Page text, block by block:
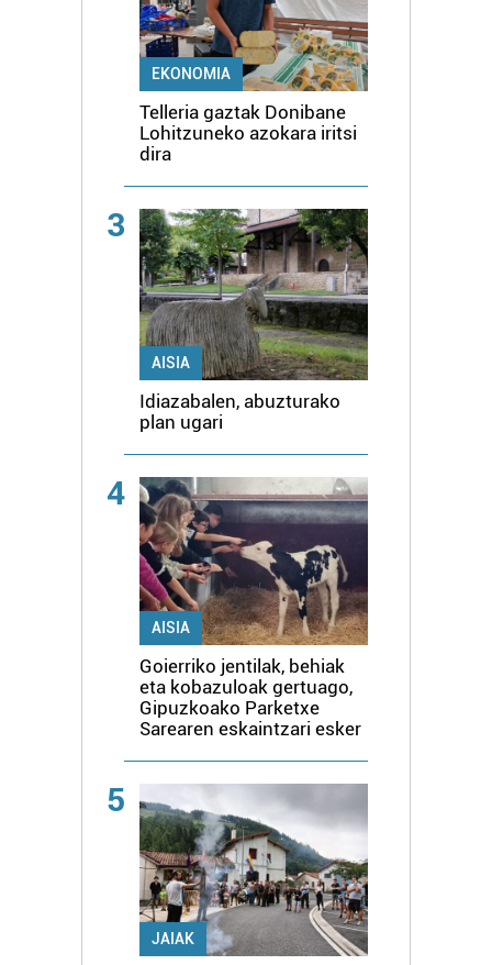
EKONOMIA
Telleria gaztak Donibane
Lohitzuneko azokara iritsi
dira
3
AISIA
Idiazabalen, abuzturako
plan ugari
4
AISIA
Goierriko jentilak, behiak
eta kobazuloak gertuago,
Gipuzkoako Parketxe
Sarearen eskaintzari esker
5
JAIAK